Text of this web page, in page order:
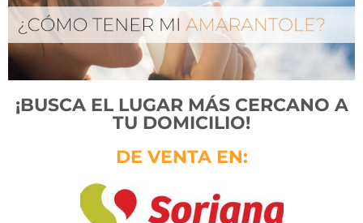
¡BUSCA EL LUGAR MÁS CERCANO A
TU DOMICILIO!
DE VENTA EN: